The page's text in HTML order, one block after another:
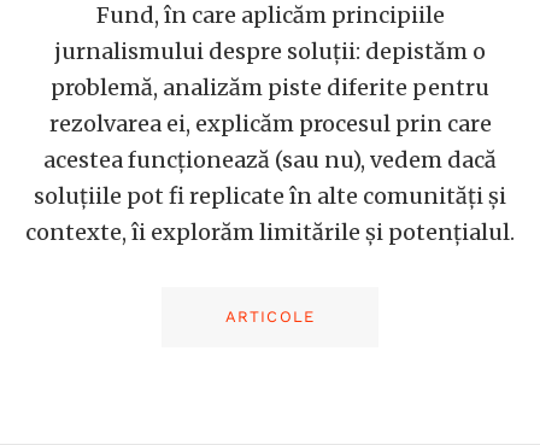
Fund, în care aplicăm principiile
jurnalismului despre soluții: depistăm o
problemă, analizăm piste diferite pentru
rezolvarea ei, explicăm procesul prin care
acestea funcționează (sau nu), vedem dacă
soluțiile pot fi replicate în alte comunități și
contexte, îi explorăm limitările și potențialul.
ARTICOLE